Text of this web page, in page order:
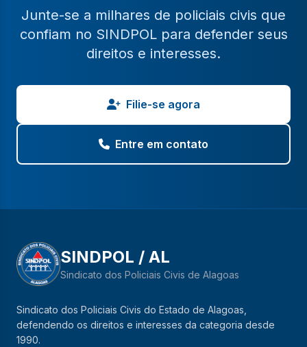
Junte-se a milhares de policiais civis que
confiam no SINDPOL para defender seus
direitos e interesses.
Filie-se agora
Entre em contato
SINDPOL / AL
Sindicato dos Policiais Civis de Alagoas
Sindicato dos Policiais Civis do Estado de Alagoas,
defendendo os direitos e interesses da categoria desde
1990.